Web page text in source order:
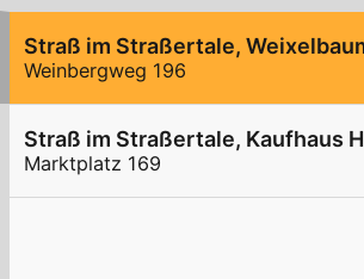
Straß im Straßertale,
Weinbergweg 196
Straß im Straßertale, Kaufhaus
Marktplatz 169